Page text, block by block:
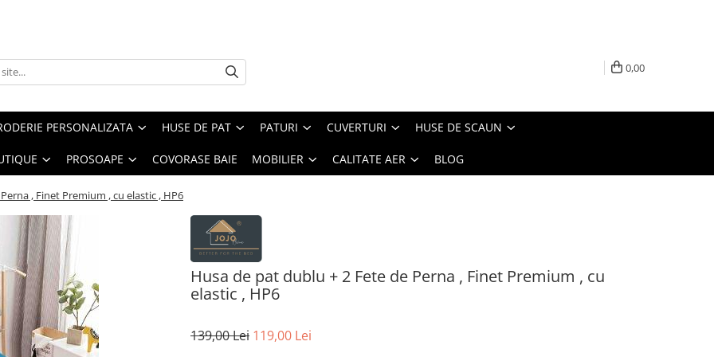
0,00
PERSONALIZATA HUSE DE PAT PATURI CUVERTURI HUSE DE SCAUN
PROSOAPE COVORASE BAIE MOBILIER CALITATE AER BLOG
, Finet Premium , cu elastic , HP6
Husa de pat dublu + 2 Fete de Perna , Finet Premium , cu
elastic , HP6
139,00 Lei 119,00 Lei